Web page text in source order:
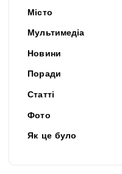
Місто
Мультимедіа
Новини
Поради
Статті
Фото
Як це було